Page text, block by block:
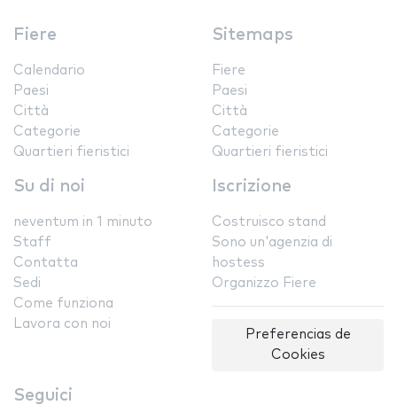
Fiere
Calendario
Paesi
Città
Categorie
Quartieri fieristici
Sitemaps
Fiere
Paesi
Città
Categorie
Quartieri fieristici
Su di noi
neventum in 1 minuto
Staff
Contatta
Sedi
Come funziona
Lavora con noi
Iscrizione
Costruisco stand
Sono un'agenzia di
hostess
Organizzo Fiere
Preferencias de
Cookies
Seguici